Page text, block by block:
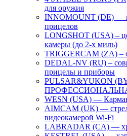
для оружия
INNOMOUNT (DE) —
прицелов
LONGSHOT (USA) –
камеры (до 2-х миль)
TRIGGERCAM (ZA) –
DEDAL-NV (RU) –
прицелы и приборы
PULSAR&YUKON
WESN (USA) —
AIMCAM (UK) —
видеокамерой Wi-Fi
LABRADAR (CA) —